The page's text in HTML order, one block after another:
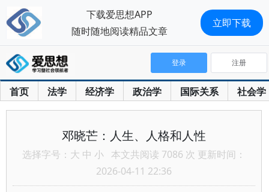
首页 法学 经济学 政治学 国际关系 社会学
登录 注册
邓晓芒：人生、人格和人性
选择字号： 大 中 小 本文共阅读 7086 次 更新时间：
2026-04-11 22:36
下载爱思想APP
随时随地阅读精品文章
立即下载